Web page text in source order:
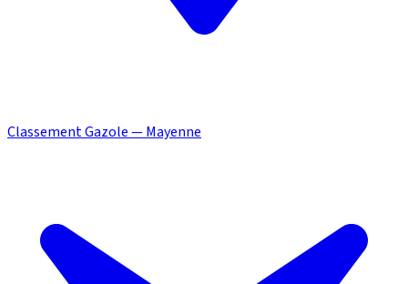
Classement Gazole — Mayenne